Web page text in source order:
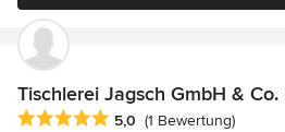
Tischlerei Jagsch GmbH & Co.
Durchschnittliche Bewertung: 5 von
5,0 (1 Bewertung)